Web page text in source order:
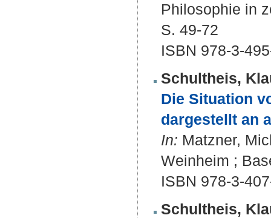
Philosophie in
S. 49-72
ISBN 978-3-
Schultheis,
Die Situation
dargestellt an
In: Matzner,
Weinheim ;
ISBN 978-3-
Schultheis,